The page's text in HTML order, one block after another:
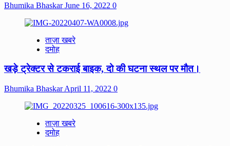
Bhumika BhaskarJune 16, 2022 0
ताज़ा खबरे
दमोह
खड़े ट्रेक्टर से टकराई बाइक, दो की घटना स्थल पर मौत।
Bhumika BhaskarApril 11, 2022 0
ताज़ा खबरे
दमोह